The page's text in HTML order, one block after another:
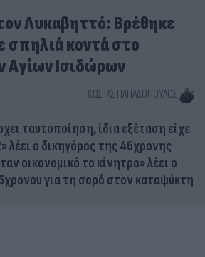
Λυκαβηττό: Βρέθηκε
σπηλιά κοντά στο
Αγίων Ισιδώρων
ΚΏΣΤΑΣ ΠΑΠΑΔΌΠΟΥΛΟΣ
ταυτοποίηση, ίδια εξέταση είχε
λέει ο δικηγόρος της 46χρονης
οικονομικό το κίνητρο» λέει ο
για τη σορό στον καταψύκτη